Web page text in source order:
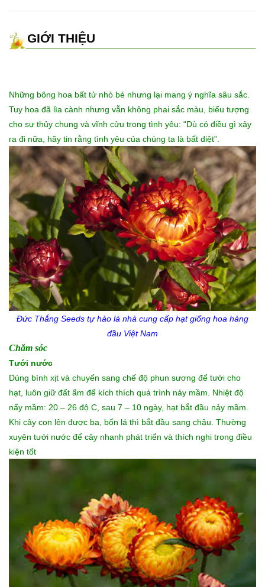
GIỚI THIỆU
Những bông hoa bất tử nhỏ bé nhưng lại mang ý nghĩa sâu sắc.
Tuy hoa đã lìa cành nhưng vẫn không phai sắc màu, biểu tượng
cho sự thủy chung và vĩnh cửu trong tình yêu: “Dù có điều gì xảy
ra đi nữa, hãy tin rằng tình yêu của chúng ta là bất diệt”.
Đức Thắng Seeds tự hào là nhà cung cấp hạt giống hoa hàng
đầu Việt Nam
Chăm sóc
Tưới nước
Dùng bình xịt và chuyển sang chế độ phun sương để tưới cho
hạt, luôn giữ đất ẩm để kích thích quá trình nảy mầm. Nhiệt độ
nẩy mầm: 20 – 26 độ C, sau 7 – 10 ngày, hạt bắt đầu nảy mầm.
Khi cây con lên được ba, bốn lá thì bắt đầu sang chậu. Thường
xuyên tưới nước để cây nhanh phát triển và thích nghi trong điều
kiện tốt